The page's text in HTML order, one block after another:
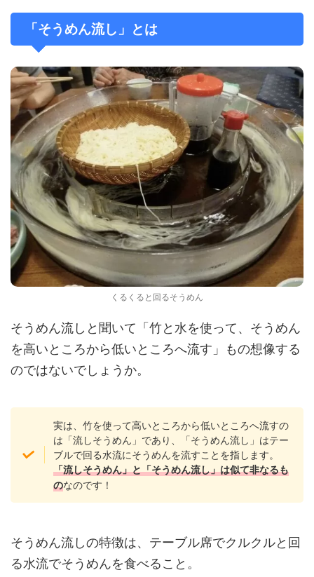
「そうめん流し」とは
くるくると回るそうめん
そうめん流しと聞いて「竹と水を使って、そうめん
を高いところから低いところへ流す」もの想像する
のではないでしょうか。
実は、竹を使って高いところから低いところへ流すの
は「流しそうめん」であり、「そうめん流し」はテー
ブルで回る水流にそうめんを流すことを指します。
「流しそうめん」と「そうめん流し」は似て非なるも
のなのです！
そうめん流しの特徴は、テーブル席でクルクルと回
る水流でそうめんを食べること。